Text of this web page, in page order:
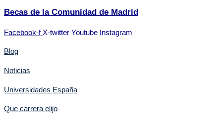
Becas de la Comunidad de Madrid
Facebook-f X-twitter Youtube Instagram
Blog
Noticias
Universidades España
Que carrera elijo